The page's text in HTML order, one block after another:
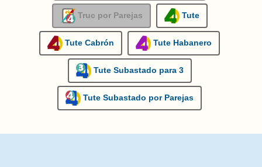
Truc por Parejas Tute
Tute Cabrón Tute Habanero
Tute Subastado para 3
Tute Subastado por Parejas